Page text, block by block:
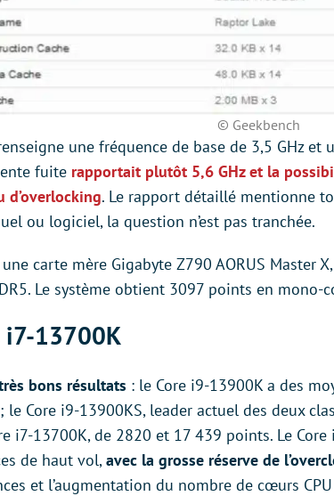
© Geekbench
une fréquence de base de 3,5 GHz et
fuite rapportait plutôt 5,6 GHz et la
d’overlocking. Le rapport détaillé mentionne
ou logiciel, la question n’est pas tranchée.
carte mère Gigabyte Z790 AORUS Master
Le système obtient 3097 points en
i7-13700K
bons résultats : le Core i9-13900K a des
le Core i9-13900KS, leader actuel des deux
i7-13700K, de 2820 et 17 439 points. Le
de haut vol,avec la grosse réserve de
et l’augmentation du nombre de cœurs